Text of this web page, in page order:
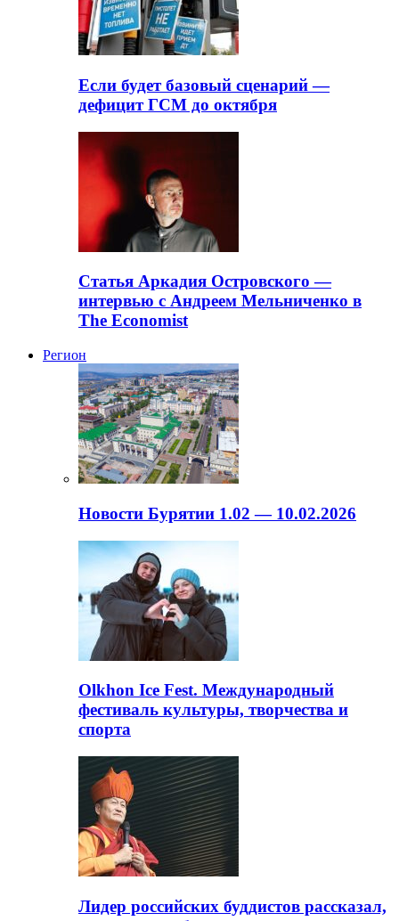
Если будет базовый сценарий —
дефицит ГСМ до октября
Статья Аркадия Островского —
интервью с Андреем Мельниченко в
The Economist
Регион
Новости Бурятии 1.02 — 10.02.2026
Olkhon Ice Fest. Международный
фестиваль культуры, творчества и
спорта
Лидер российских буддистов рассказал,